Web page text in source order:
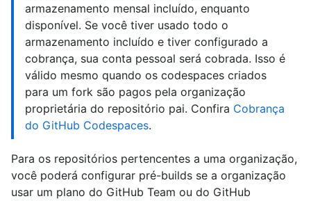
armazenamento mensal incluído, enquanto
disponível. Se você tiver usado todo o
armazenamento incluído e tiver configurado a
cobrança, sua conta pessoal será cobrada. Isso é
válido mesmo quando os codespaces criados
para um fork são pagos pela organização
proprietária do repositório pai. Confira Cobrança
do GitHub Codespaces.
Para os repositórios pertencentes a uma organização,
você poderá configurar pré-builds se a organização
usar um plano do GitHub Team ou do GitHub